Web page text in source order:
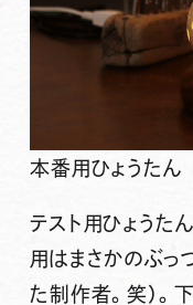
本番用ひょうたん
テスト用ひょうた
用はまさかのぶっ
た制作者。笑）。